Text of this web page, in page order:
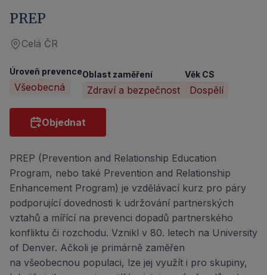
PREP
Celá ČR
Úroveň prevence
Všeobecná
Oblast zaměření
Zdraví a bezpečnost
Věk CS
Dospělí
Objednat
PREP (Prevention and Relationship Education
Program, nebo také Pre­vention and Relationship
Enhancement Program) je vzdělávací kurz pro páry
podporující dovednosti k udržování partnerských
vztahů a mířící na prevenci dopadů partnerského
konfliktu či rozchodu. Vznikl v 80. letech na University
of Denver. Ačkoli je primárně zaměřen
na všeobecnou populaci, lze jej využít i pro skupiny,